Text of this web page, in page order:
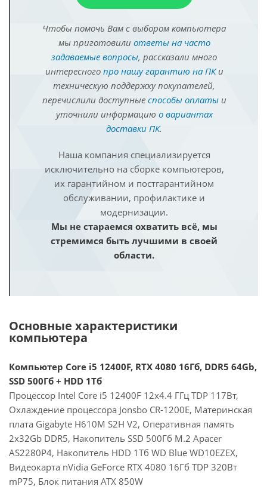
Чтобы помочь Вам с выбором компьютера
мы приготовили ответы на часто
задаваемые вопросы, рассказали много
интересного про нашу гарантию на ПКи
техническую поддержку покупателей,
перечислили доступные способы оплатыи
уточнили информацию о вариантах
доставки ПК.
Наша компания специализируется
исключительно на сборке компьютеров,
их гарантийном и постгарантийном
обслуживании, профилактике и
модернизации.
Мы не стараемся охватить всё, мы
стремимся быть лучшими в своей
области.
Основные характеристики
компьютера
Компьютер Core i5 12400F, RTX 4080 16Гб, DDR5 64Gb,
SSD 500Гб + HDD 1Тб
Процессор Intel Core i5 12400F 12x4.4 ГГц TDP 117Вт,
Охлаждение процессора Jonsbo CR-1200E, Материнская
плата Gigabyte H610M S2H V2, Оперативная память
2x32Gb DDR5, Накопитель SSD 500Гб M.2 Apacer
AS2280P4, Накопитель HDD 1Тб WD Blue WD10EZEX,
Видеокарта nVidia GeForce RTX 4080 16Гб TDP 320Вт
mP75, Блок питания ATX 850W